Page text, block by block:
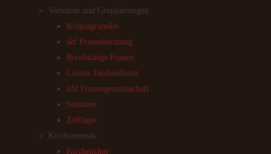
Verbände und Gruppierungen
Kolpingfamilie
skf Frauenberatung
Berufstätige Frauen
Caritas Telefondienst
kfd Frauengemeinschaft
Senioren
Zeltlager
Kirchenmusik
Kirchenchor